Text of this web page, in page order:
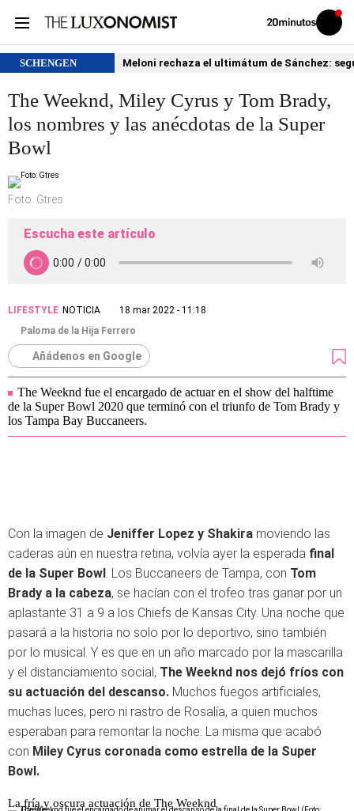
Volver
Iniciar
sesión
SCHENGEN Meloni rechaza el ultimátum de Sánchez:
The Weeknd, Miley Cyrus y Tom Brady,
los nombres y las anécdotas de la Super
Bowl
Foto: Gtres
Escucha este artículo
LIFESTYLE NOTICIA
18 mar 2022 - 11:18
Paloma de la Hija Ferrero
Añádenos en Google
The Weeknd fue el encargado de actuar en el show del halftime
de la Super Bowl 2020 que terminó con el triunfo de Tom Brady y
los Tampa Bay Buccaneers.
Con la imagen de Jeniffer Lopez y Shakira moviendo las
caderas aún en nuestra retina, volvía ayer la esperada final
de la Super Bowl. Los Buccaneers de Tampa, con Tom
Brady a la cabeza, se hacían con el trofeo tras ganar por un
aplastante 31 a 9 a los Chiefs de Kansas City. Una noche que
pasará a la historia no solo por lo deportivo, sino también
por lo musical. Y es que en un año marcado por la mascarilla
y el distanciamiento social, The Weeknd nos dejó fríos con
su actuación del descanso. Muchos fuegos artificiales,
muchas luces, pero ni rastro de Rosalía, a quien muchos
esperaban para remontar la noche. La misma que acabó
con Miley Cyrus coronada como estrella de la Super
Bowl.
La fría y oscura actuación de The Weeknd